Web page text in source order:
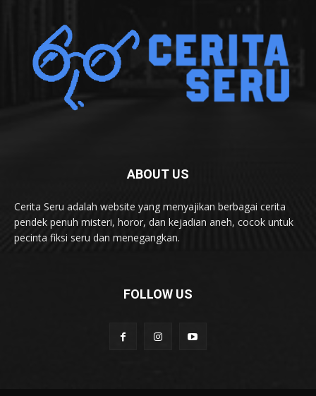
ABOUT US
Cerita Seru adalah website yang menyajikan berbagai cerita
pendek penuh misteri, horor, dan kejadian aneh, cocok untuk
pecinta fiksi seru dan menegangkan.
FOLLOW US